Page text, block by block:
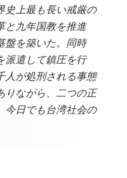
史上最も長い戒厳の
と九年国教を推進
盤を築いた。同時
派遣して鎮圧を行
人が処刑される事態
りながら、二つの正
今日でも台湾社会の